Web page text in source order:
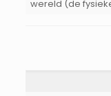
wereld (de